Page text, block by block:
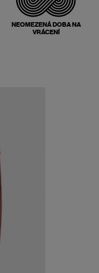
NEOMEZENÁ DOBA NA
VRÁCENÍ